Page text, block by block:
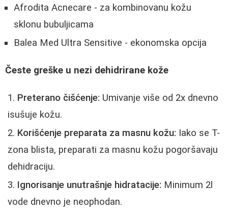
Afrodita Acnecare - za kombinovanu kožu
sklonu bubuljicama
Balea Med Ultra Sensitive - ekonomska opcija
Česte greške u nezi dehidrirane kože
Preterano čišćenje: Umivanje više od 2x dnevno
isušuje kožu.
Korišćenje preparata za masnu kožu: Iako se T-
zona blista, preparati za masnu kožu pogoršavaju
dehidraciju.
Ignorisanje unutrašnje hidratacije: Minimum 2l
vode dnevno je neophodan.